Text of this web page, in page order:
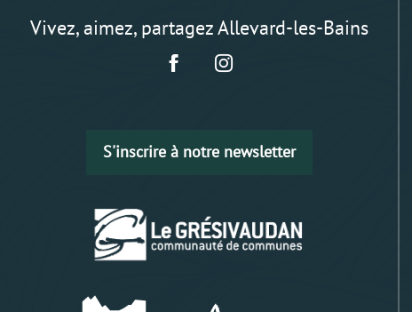
Vivez, aimez, partagez Allevard-les-Bains
S'inscrire à notre newsletter